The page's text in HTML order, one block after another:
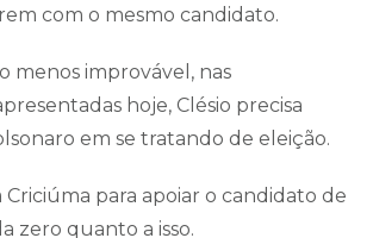
com o mesmo candidato.
menos improvável, nas
hoje, Clésio precisa
em se tratando de eleição.
Criciúma para apoiar o candidato de
zero quanto a isso.